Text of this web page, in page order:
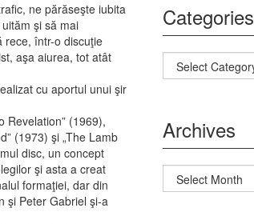
ne părăseşte iubita
şi să mai
rece, într-o discuţie
aşa aiurea, tot atât
cu aportul unui şir
Revelation” (1969),
(1973) şi „The Lamb
disc, un concept
şi asta a creat
formaţiei, dar din
şi Peter Gabriel şi-a
Categories
Categories
Archives
Archives